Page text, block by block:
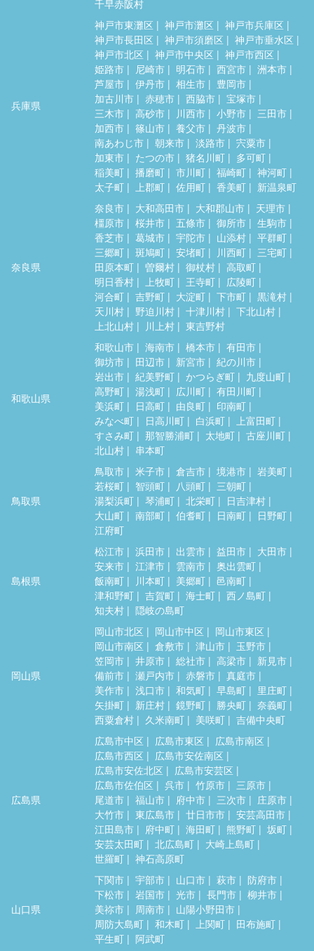
千早赤阪村
兵庫県
神戸市東灘区 神戸市灘区
神戸市兵庫区
神戸市長田区
神戸市須磨区
神戸市垂水区
神戸市北区
神戸市中央区
神戸市西区
姫路市
尼崎市 明石市 西宮市
洲本市
芦屋市
伊丹市 相生市
豊岡市
加古川市
赤穂市 西脇市
宝塚市
三木市
高砂市 川西市 小野市
三田市
加西市
篠山市 養父市
丹波市
南あわじ市
朝来市 淡路市
宍粟市
加東市
たつの市 猪名川町
多可町
稲美町
播磨町 市川町 福崎町
神河町
太子町
上郡町 佐用町 香美町 新温泉町
奈良県
奈良市 大和高田市 大和郡山市
天理市
橿原市
桜井市 五條市 御所市
生駒市
香芝市
葛城市 宇陀市 山添村
平群町
三郷町
斑鳩町 安堵町 川西町
三宅町
田原本町
曽爾村 御杖村
高取町
明日香村
上牧町 王寺町
広陵町
河合町
吉野町 大淀町 下市町
黒滝村
天川村
野迫川村 十津川村
下北山村
上北山村
川上村 東吉野村
和歌山県
和歌山市 海南市 橋本市
有田市
御坊市
田辺市 新宮市
紀の川市
岩出市
紀美野町 かつらぎ町
九度山町
高野町
湯浅町 広川町
有田川町
美浜町
日高町 由良町
印南町
みなべ町
日高川町 白浜町
上富田町
すさみ町
那智勝浦町 太地町
古座川町
北山村
串本町
鳥取県
鳥取市 米子市 倉吉市 境港市
岩美町
若桜町
智頭町 八頭町
三朝町
湯梨浜町
琴浦町 北栄町
日吉津村
大山町
南部町 伯耆町 日南町
日野町
江府町
島根県
松江市 浜田市 出雲市 益田市
大田市
安来市
江津市 雲南市
奥出雲町
飯南町
川本町 美郷町
邑南町
津和野町
吉賀町 海士町
西ノ島町
知夫村
隠岐の島町
岡山県
岡山市北区 岡山市中区
岡山市東区
岡山市南区
倉敷市 津山市
玉野市
笠岡市
井原市 総社市 高梁市
新見市
備前市
瀬戸内市 赤磐市
真庭市
美作市
浅口市 和気町 早島町
里庄町
矢掛町
新庄村 鏡野町 勝央町
奈義町
西粟倉村
久米南町 美咲町 吉備中央町
広島県
広島市中区 広島市東区
広島市南区
広島市西区
広島市安佐南区
広島市安佐北区
広島市安芸区
広島市佐伯区
呉市 竹原市
三原市
尾道市
福山市 府中市 三次市
庄原市
大竹市
東広島市 廿日市市
安芸高田市
江田島市
府中町 海田町 熊野町
坂町
安芸太田町
北広島町
大崎上島町
世羅町
神石高原町
山口県
下関市 宇部市 山口市 萩市
防府市
下松市
岩国市 光市 長門市
柳井市
美祢市
周南市
山陽小野田市
周防大島町
和木町 上関町
田布施町
平生町
阿武町